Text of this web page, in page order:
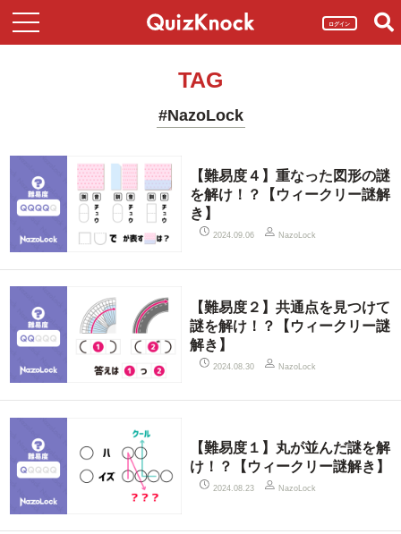
ログイン
TAG
#NazoLock
【難易度４】重なった図形の謎
を解け！？【ウィークリー謎解
き】
2024.09.06 NazoLock
【難易度２】共通点を見つけて
謎を解け！？【ウィークリー謎
解き】
2024.08.30 NazoLock
【難易度１】丸が並んだ謎を解
け！？【ウィークリー謎解き】
2024.08.23 NazoLock